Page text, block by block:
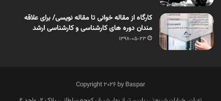
کارگاه از مقاله خوانی تا مقاله نویسی/ برای علاقه
مندان دوره های کارشناسی و کارشناسی ارشد
1398-05-23
Copyright 2026 by Baspar